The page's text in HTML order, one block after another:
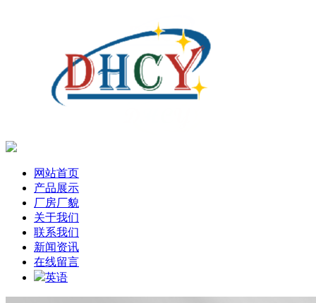
网站首页
产品展示
厂房厂貌
关于我们
联系我们
新闻资讯
在线留言
英语